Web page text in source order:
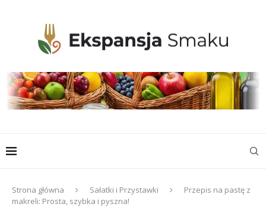
Strona główna Sałatki i Przystawki
Przepis na pastę z
makreli: Prosta, szybka i pyszna!